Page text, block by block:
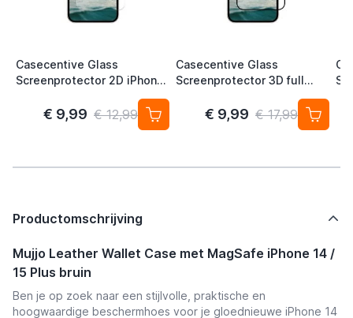
Casecentive Glass
Screenprotector 2D iPhone
€ 9,99 € 12,99
Casecentive Glass
Screenprotector 3D full
€ 9,99 € 17,99
Productomschrijving
Mujjo Leather Wallet Case met MagSafe iPhone 14 /
15 Plus bruin
Ben je op zoek naar een stijlvolle, praktische en
hoogwaardige beschermhoes voor je gloednieuwe iPhone 14